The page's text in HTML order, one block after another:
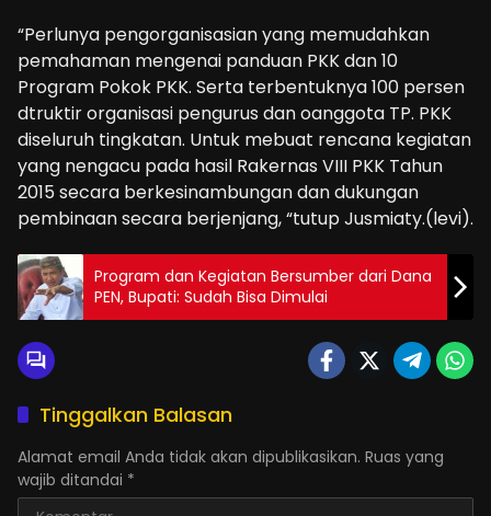
“Perlunya pengorganisasian yang memudahkan
pemahaman mengenai panduan PKK dan 10
Program Pokok PKK. Serta terbentuknya 100 persen
dtruktir organisasi pengurus dan oanggota TP. PKK
diseluruh tingkatan. Untuk mebuat rencana kegiatan
yang nengacu pada hasil Rakernas VIII PKK Tahun
2015 secara berkesinambungan dan dukungan
pembinaan secara berjenjang, “tutup Jusmiaty.(levi).
Program dan Kegiatan Bersumber dari Dana
PEN, Bupati: Sudah Bisa Dimulai
Tinggalkan Balasan
Alamat email Anda tidak akan dipublikasikan. Ruas yang
wajib ditandai *